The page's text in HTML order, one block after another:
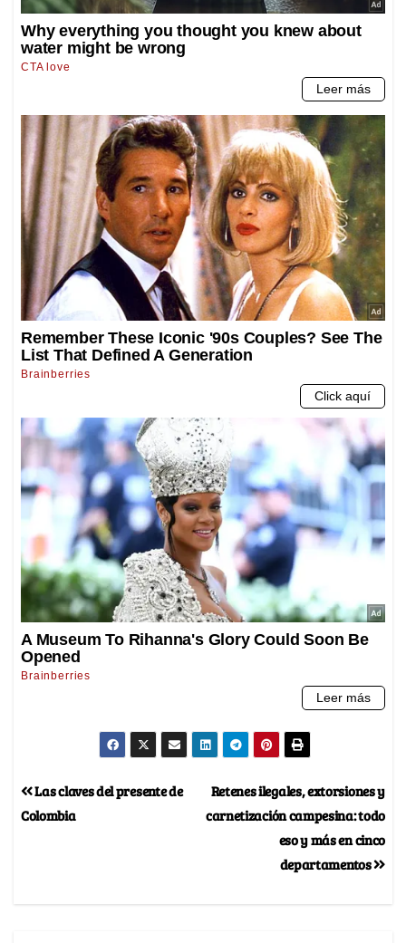
Retenes ilegales, extorsiones y
carnetización campesina: todo
eso y más en cinco
departamentos
Las claves del presente de
Colombia